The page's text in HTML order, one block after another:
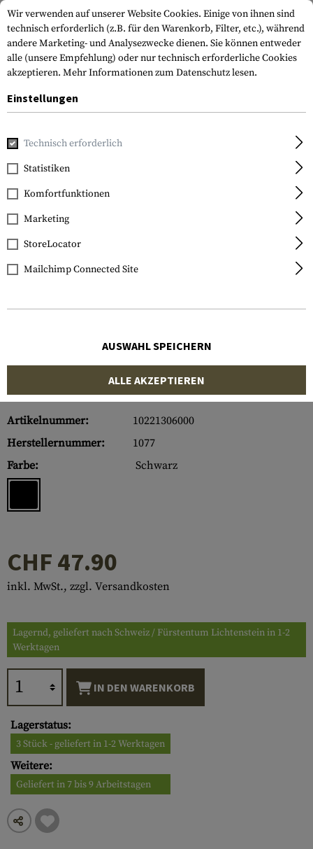
Home Waffenzubehör
Glock
Magazine for Glock 17 /
34 17rds
Artikelnummer:
10221306000
Herstellernummer:
1077
Farbe:
Schwarz
CHF 47.90
inkl. MwSt., zzgl. Versandkosten
Lagernd, geliefert nach Schweiz / Fürstentum Lichtenstein in 1-2
Werktagen
IN DEN WARENKORB
Lagerstatus:
3 Stück - geliefert in 1-2 Werktagen
Weitere:
Geliefert in 7 bis 9 Arbeitstagen
Wir verwenden auf unserer Website Cookies. Einige von ihnen sind
technisch erforderlich (z.B. für den Warenkorb, Filter, etc.), während
andere Marketing- und Analysezwecke dienen. Sie können entweder
alle (unsere Empfehlung) oder nur technisch erforderliche Cookies
akzeptieren. Mehr Informationen zum Datenschutz lesen.
Einstellungen
Technisch erforderlich
Statistiken
Komfortfunktionen
Marketing
StoreLocator
Mailchimp Connected Site
AUSWAHL SPEICHERN
ALLE AKZEPTIEREN